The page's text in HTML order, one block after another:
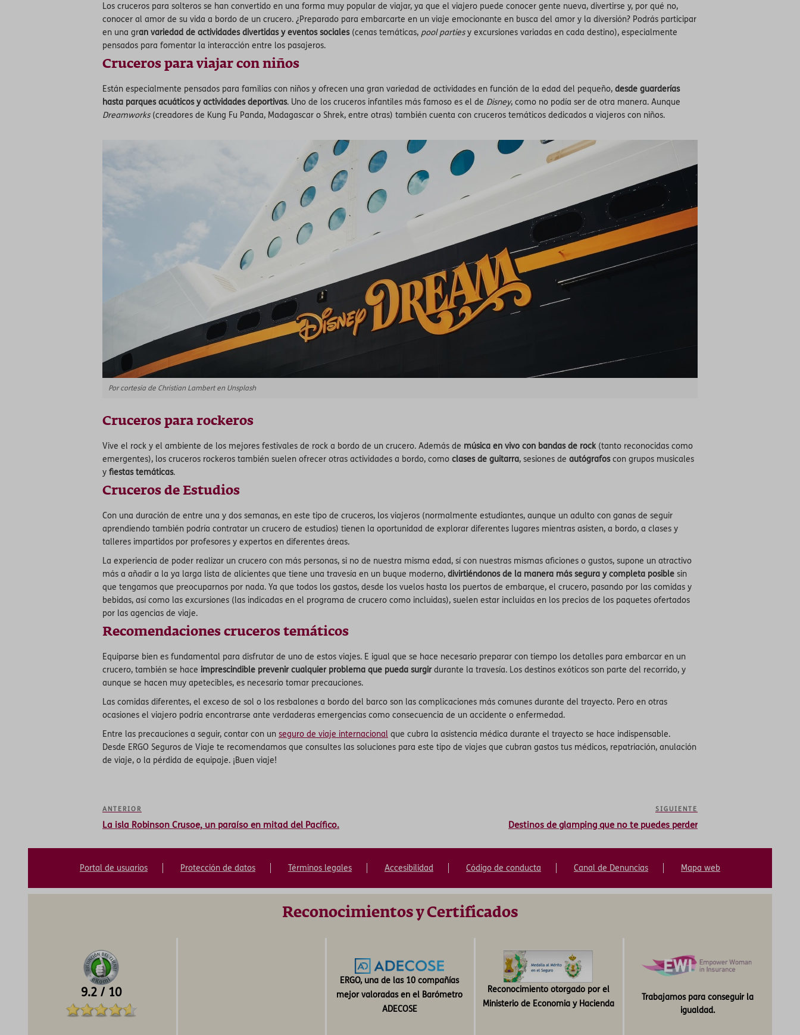
Los cruceros para solteros se han convertido en una forma muy popular de viajar, ya que el viajero puede conocer gente nueva, divertirse y, por qué no,
conocer al amor de su vida a bordo de un crucero. ¿Preparado para embarcarte en un viaje emocionante en busca del amor y la diversión? Podrás participar
en una gran variedad de actividades divertidas y eventos sociales(cenas temáticas, pool partiesy excursiones variadas en cada destino), especialmente
pensados para fomentar la interacción entre los pasajeros.
Cruceros para viajar con niños
Están especialmente pensados para familias con niños y ofrecen una gran variedad de actividades en función de la edad del pequeño, desde guarderías
hasta parques acuáticos y actividades deportivas. Uno de los cruceros infantiles más famoso es el de Disney, como no podía ser de otra manera. Aunque
Dreamworks(creadores de Kung Fu Panda, Madagascar o Shrek, entre otras) también cuenta con cruceros temáticos dedicados a viajeros con niños.
Por cortesia de Christian Lambert en Unsplash
Cruceros para rockeros
Vive el rock y el ambiente de los mejores festivales de rock a bordo de un crucero. Además de música en vivo con bandas de rock (tanto reconocidas como
emergentes), los cruceros rockeros también suelen ofrecer otras actividades a bordo, como clases de guitarra, sesiones de autógrafoscon grupos musicales
y fiestas temáticas.
Cruceros de Estudios
Con una duración de entre una y dos semanas, en este tipo de cruceros, los viajeros (normalmente estudiantes, aunque un adulto con ganas de seguir
aprendiendo también podría contratar un crucero de estudios) tienen la oportunidad de explorar diferentes lugares mientras asisten, a bordo, a clases y
talleres impartidos por profesores y expertos en diferentes áreas.
La experiencia de poder realizar un crucero con más personas, si no de nuestra misma edad, sí con nuestras mismas aficiones o gustos, supone un atractivo
más a añadir a la ya larga lista de alicientes que tiene una travesía en un buque moderno, divirtiéndonos de la manera más segura y completa posible sin
que tengamos que preocuparnos por nada. Ya que todos los gastos, desde los vuelos hasta los puertos de embarque, el crucero, pasando por las comidas y
bebidas, así como las excursiones (las indicadas en el programa de crucero como incluidas), suelen estar incluidas en los precios de los paquetes ofertados
por las agencias de viaje.
Recomendaciones cruceros temáticos
Equiparse bien es fundamental para disfrutar de uno de estos viajes. E igual que se hace necesario preparar con tiempo los detalles para embarcar en un
crucero, también se hace imprescindible prevenir cualquier problema que pueda surgirdurante la travesía. Los destinos exóticos son parte del recorrido, y
aunque se hacen muy apetecibles, es necesario tomar precauciones.
Las comidas diferentes, el exceso de sol o los resbalones a bordo del barco son las complicaciones más comunes durante del trayecto. Pero en otras
ocasiones el viajero podría encontrarse ante verdaderas emergencias como consecuencia de un accidente o enfermedad.
Entre las precauciones a seguir, contar con un seguro de viaje internacional que cubra la asistencia médica durante el trayecto se hace indispensable.
Desde ERGO Seguros de Viaje te recomendamos que consultes las soluciones para este tipo de viajes que cubran gastos tus médicos, repatriación, anulación
de viaje, o la pérdida de equipaje. ¡Buen viaje!
ANTERIOR
La isla Robinson Crusoe, un paraíso en mitad del Pacífico.
SIGUIENTE
Destinos de glamping que no te puedes perder
Portal de usuarios Protección de datos Términos legales Accesibilidad Código de conducta Canal de Denuncias Mapa web
Reconocimientos y Certificados
9.2 / 10
ERGO, una de las 10 compañías
mejor valoradas en el Barómetro
ADECOSE
Reconocimiento otorgado por el
Ministerio de Economia y Hacienda
Trabajamos para conseguir la
igualdad.